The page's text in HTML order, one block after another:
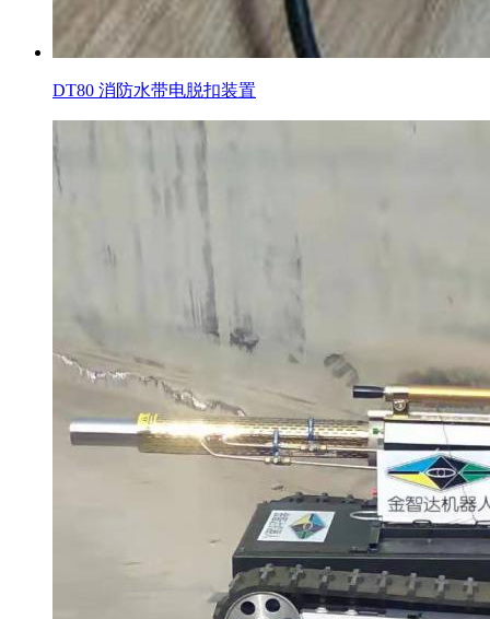
DT80 消防水带电脱扣装置